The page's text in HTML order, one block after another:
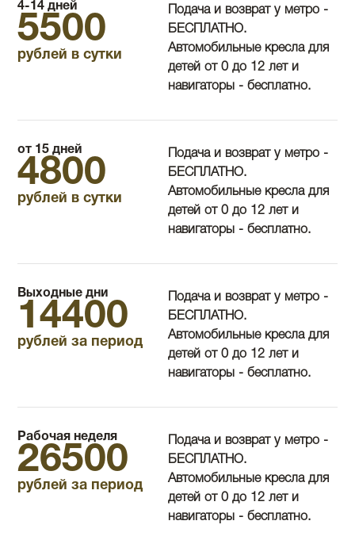
4-14 дней
5500
рублей в сутки
Подача и возврат у метро -
БЕСПЛАТНО.
Автомобильные кресла для
детей от 0 до 12 лет и
навигаторы - бесплатно.
от 15 дней
4800
рублей в сутки
Подача и возврат у метро -
БЕСПЛАТНО.
Автомобильные кресла для
детей от 0 до 12 лет и
навигаторы - бесплатно.
Выходные дни
14400
рублей за период
Подача и возврат у метро -
БЕСПЛАТНО.
Автомобильные кресла для
детей от 0 до 12 лет и
навигаторы - бесплатно.
Рабочая неделя
26500
рублей за период
Подача и возврат у метро -
БЕСПЛАТНО.
Автомобильные кресла для
детей от 0 до 12 лет и
навигаторы - бесплатно.